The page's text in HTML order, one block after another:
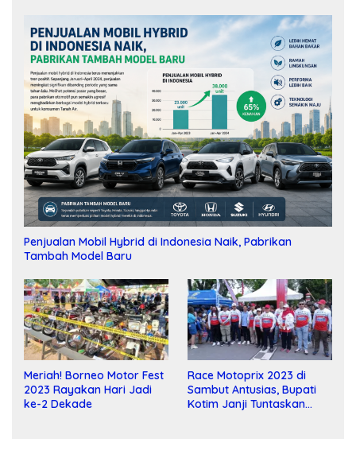
Penjualan Mobil Hybrid di Indonesia Naik, Pabrikan
Tambah Model Baru
Meriah! Borneo Motor Fest
2023 Rayakan Hari Jadi
ke-2 Dekade
Race Motoprix 2023 di
Sambut Antusias, Bupati
Kotim Janji Tuntaskan